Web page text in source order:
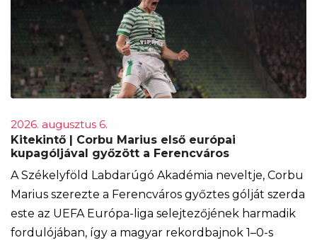
2026. augusztus 6.
Kitekintő | Corbu Marius első európai
kupagóljával győzött a Ferencváros
A Székelyföld Labdarúgó Akadémia neveltje, Corbu
Marius szerezte a Ferencváros győztes gólját szerda
este az UEFA Európa-liga selejtezőjének harmadik
fordulójában, így a magyar rekordbajnok 1–0-s